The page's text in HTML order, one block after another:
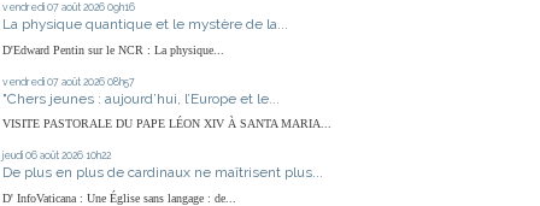
vendredi 07 août 2026 09h16
La physique quantique et le mystère de la...
D'Edward Pentin sur le NCR : La physique...
vendredi 07 août 2026 08h57
"Chers jeunes : aujourd’hui, l’Europe et le...
VISITE PASTORALE DU PAPE LÉON XIV À SANTA MARIA...
jeudi 06 août 2026 10h22
De plus en plus de cardinaux ne maîtrisent plus...
D' InfoVaticana : Une Église sans langage : de...